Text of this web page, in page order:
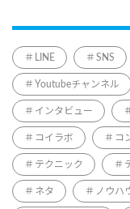
LINE SNS
Youtubeチャンネル
インタビュー
コイラボ コ
テクニック
ネタ ノウハ